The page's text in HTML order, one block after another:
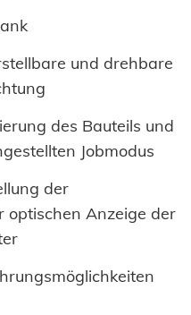
und drehbare
des Bauteils und
Jobmodus
der
optischen Anzeige der